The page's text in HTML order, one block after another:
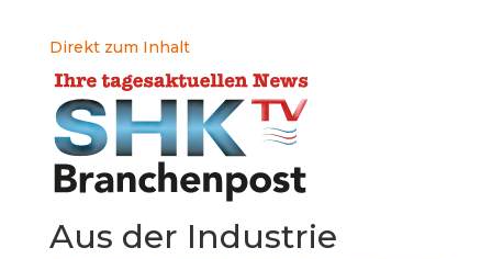
Direkt zum Inhalt
Aus der Industrie